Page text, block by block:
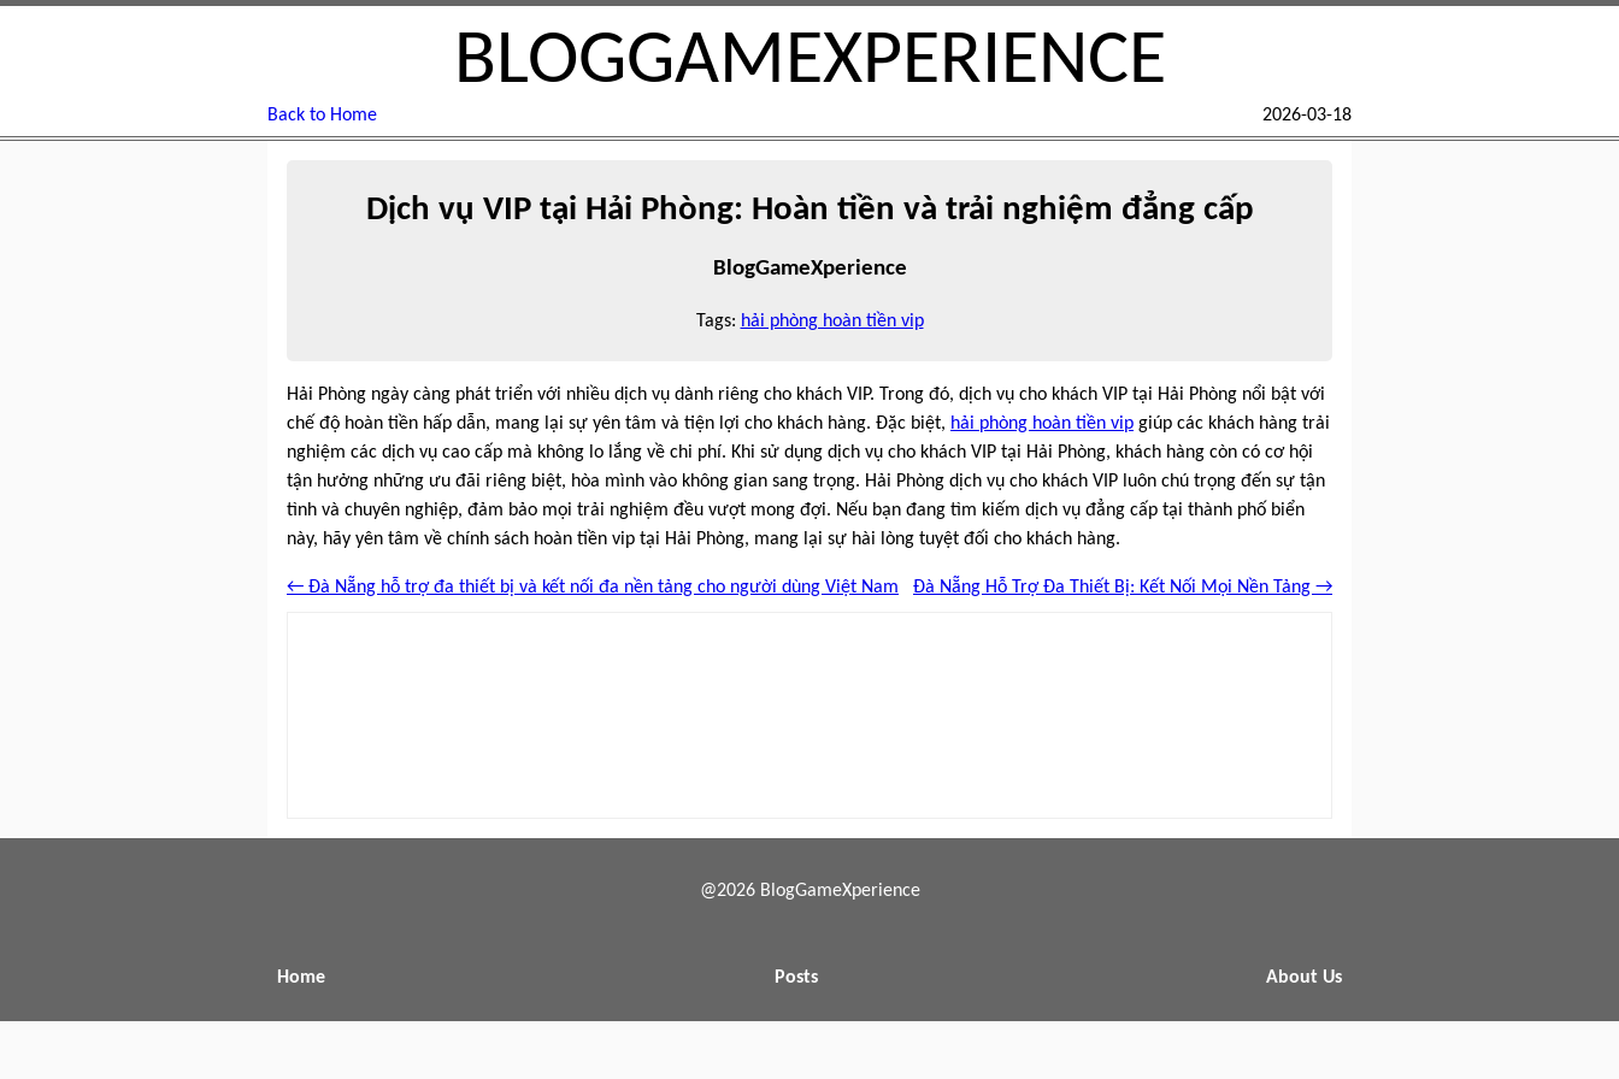
BLOGGAMEXPERIENCE
Back to Home 2026-03-18
Dịch vụ VIP tại Hải Phòng: Hoàn tiền và trải nghiệm đẳng cấp
BlogGameXperience
Tags: hải phòng hoàn tiền vip
Hải Phòng ngày càng phát triển với nhiều dịch vụ dành riêng cho khách VIP. Trong đó, dịch vụ cho khách VIP tại Hải Phòng nổi bật với
chế độ hoàn tiền hấp dẫn, mang lại sự yên tâm và tiện lợi cho khách hàng. Đặc biệt, hải phòng hoàn tiền vip giúp các khách hàng trải
nghiệm các dịch vụ cao cấp mà không lo lắng về chi phí. Khi sử dụng dịch vụ cho khách VIP tại Hải Phòng, khách hàng còn có cơ hội
tận hưởng những ưu đãi riêng biệt, hòa mình vào không gian sang trọng. Hải Phòng dịch vụ cho khách VIP luôn chú trọng đến sự tận
tình và chuyên nghiệp, đảm bảo mọi trải nghiệm đều vượt mong đợi. Nếu bạn đang tìm kiếm dịch vụ đẳng cấp tại thành phố biển
này, hãy yên tâm về chính sách hoàn tiền vip tại Hải Phòng, mang lại sự hài lòng tuyệt đối cho khách hàng.
← Đà Nẵng hỗ trợ đa thiết bị và kết nối đa nền tảng cho người dùng Việt Nam Đà Nẵng Hỗ Trợ Đa Thiết Bị: Kết Nối Mọi Nền Tảng →
@2026 BlogGameXperience
Home Posts About Us